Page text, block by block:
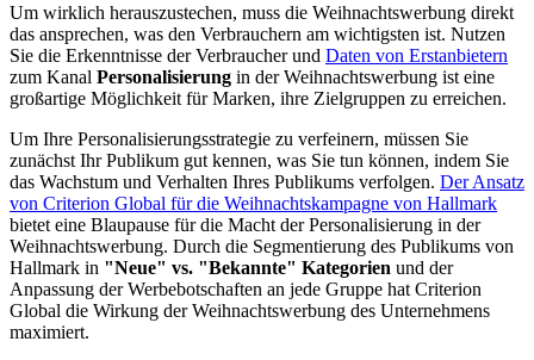
Um wirklich herauszustechen, muss die Weihnachtswerbung direkt
das ansprechen, was den Verbrauchern am wichtigsten ist. Nutzen
Sie die Erkenntnisse der Verbraucher und Daten von Erstanbietern
zum Kanal Personalisierung in der Weihnachtswerbung ist eine
großartige Möglichkeit für Marken, ihre Zielgruppen zu erreichen.
Um Ihre Personalisierungsstrategie zu verfeinern, müssen Sie
zunächst Ihr Publikum gut kennen, was Sie tun können, indem Sie
das Wachstum und Verhalten Ihres Publikums verfolgen. Der Ansatz
von Criterion Global für die Weihnachtskampagne von Hallmark
bietet eine Blaupause für die Macht der Personalisierung in der
Weihnachtswerbung. Durch die Segmentierung des Publikums von
Hallmark in "Neue" vs. "Bekannte" Kategorien und der
Anpassung der Werbebotschaften an jede Gruppe hat Criterion
Global die Wirkung der Weihnachtswerbung des Unternehmens
maximiert.